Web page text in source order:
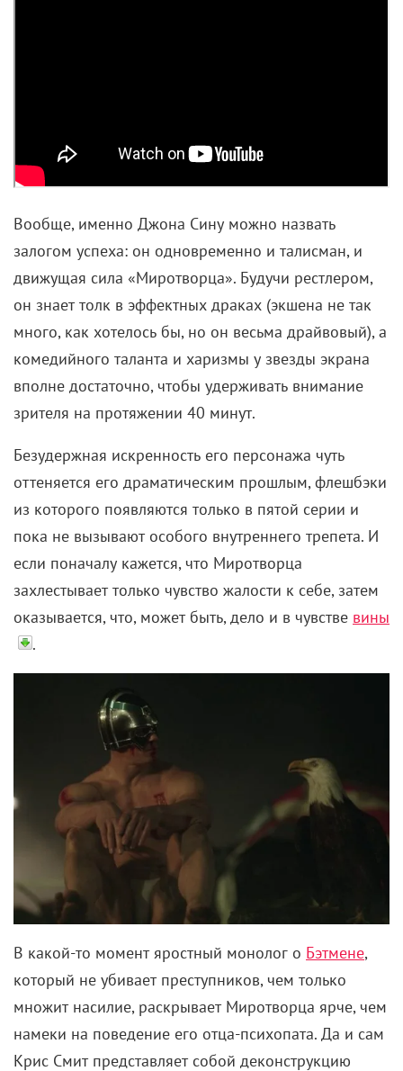
движущая сила «Миротворца». Будучи рестлером,
он знает толк в эффектных драках (экшена не так
комедийного таланта и харизмы у звезды экрана
вполне достаточно, чтобы удерживать внимание
зрителя на протяжении 40 минут.
Безудержная искренность его персонажа чуть
оттеняется его драматическим прошлым, флешбэки
из которого появляются только в пятой серии и
пока не вызывают особого внутреннего трепета. И
захлестывает только чувство жалости к себе, затем
оказывается, что, может быть, дело и в чувствевины
.
В какой-то момент яростный монолог о
который не убивает преступников, чем только
множит насилие, раскрывает Миротворца ярче, чем
намеки на поведение его отца-психопата. Да и сам
другой значимой в поп-культуре фигуры –
сверхсильного спасителя и защитника, готового на
все ради мира и справедливости.
В этом плане «Миротворец» похож одновременно